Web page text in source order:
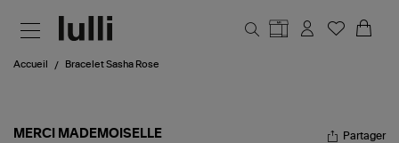
Accueil Bracelet Sasha Rose
MERCI MADEMOISELLE Partager